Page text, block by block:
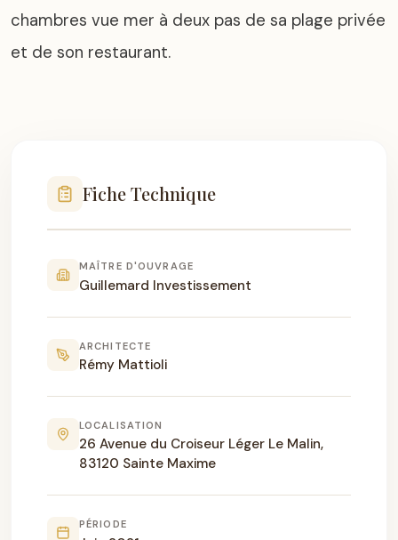
chambres vue mer à deux pas de sa plage privée
et de son restaurant.
Fiche Technique
MAÎTRE D'OUVRAGE
Guillemard Investissement
ARCHITECTE
Rémy Mattioli
LOCALISATION
26 Avenue du Croiseur Léger Le Malin,
83120 Sainte Maxime
PÉRIODE